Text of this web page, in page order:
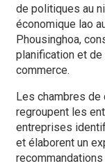
de politiques au
économique lao
Phousinghoa,
planification et
commerce.
Les chambres de
regroupent les
entreprises
et élaborent un